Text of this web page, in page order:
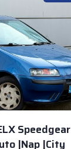
Speedgear
|Nap |City